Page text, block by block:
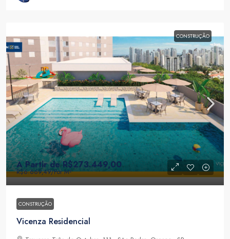
CONSTRUÇÃO
A Partir deR$273.449,00
R$6.669,49/Por M²
CONSTRUÇÃO
Vicenza Residencial